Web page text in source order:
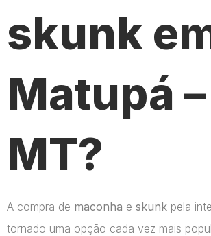
skunk
Matupá –
MT?
A compra de maconha e skunk pela
tornado uma opção cada vez mais